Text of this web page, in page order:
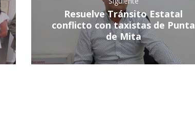
Resuelve Tránsito Estatal
conflicto con taxistas de Punta
de Mita